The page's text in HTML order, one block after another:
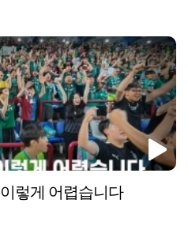
렇게 어렵습니다